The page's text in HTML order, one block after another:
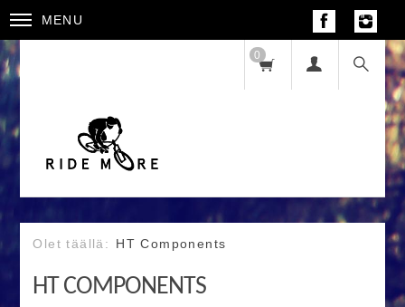
MENU
0
HT Components
HT COMPONENTS